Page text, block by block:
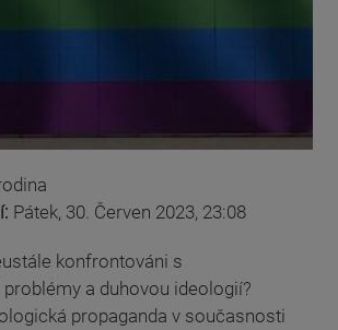
Pátek, 30. Červen 2023, 23:08
konfrontováni s
a duhovou ideologií?
propaganda v současnosti